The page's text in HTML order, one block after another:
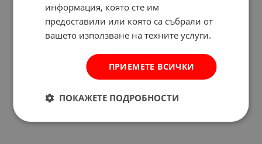
информация, която сте им
предоставили или която са събрали от
вашето използване на техните услуги.
ПРИЕМЕТЕ ВСИЧКИ
ПОКАЖЕТЕ ПОДРОБНОСТИ